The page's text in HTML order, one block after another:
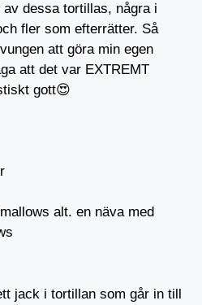
dessa tortillas, några i
fler som efterrätter. Så
att göra min egen
att det var EXTREMT
gott😍
alt. en näva med
jack i tortillan som går in till